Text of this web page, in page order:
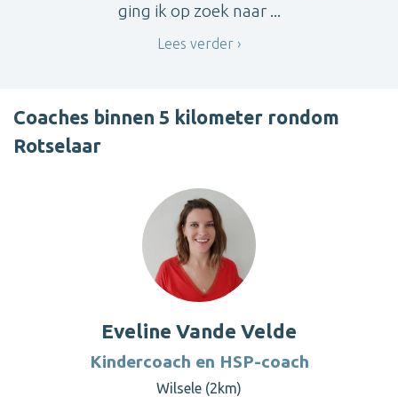
ging ik op zoek naar ...
Lees verder
Coaches binnen 5 kilometer rondom
Rotselaar
Eveline Vande Velde
Kindercoach en HSP-coach
Wilsele (2km)